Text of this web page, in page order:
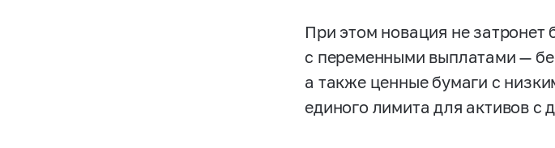
При этом новация не
с переменными выплатами —
а также ценные бумаги с
единого лимита для активов с